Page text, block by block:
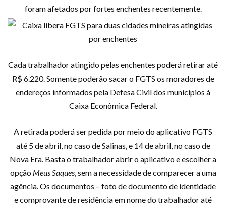
foram afetados por fortes enchentes recentemente.
Cada trabalhador atingido pelas enchentes poderá retirar até
R$ 6.220. Somente poderão sacar o FGTS os moradores de
endereços informados pela Defesa Civil dos municípios à
Caixa Econômica Federal.
A retirada poderá ser pedida por meio do aplicativo FGTS
até 5 de abril, no caso de Salinas, e 14 de abril, no caso de
Nova Era. Basta o trabalhador abrir o aplicativo e escolher a
opção Meus Saques, sem a necessidade de comparecer a uma
agência. Os documentos – foto de documento de identidade
e comprovante de residência em nome do trabalhador até